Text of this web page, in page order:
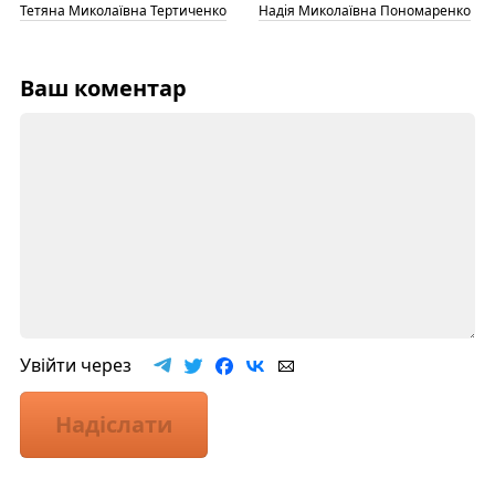
Тетяна Миколаївна Тертиченко Надія Миколаївна Пономаренко
Ваш коментар
Увійти через
Надіслати